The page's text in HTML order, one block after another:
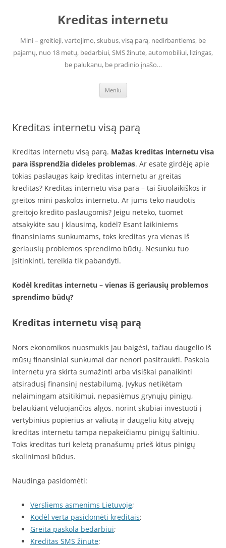
Kreditas internetu
Mini – greitieji, vartojimo, skubus, visą parą, nedirbantiems, be
pajamų, nuo 18 metų, bedarbiui, SMS žinute, automobiliui, lizingas,
be palukanu, be pradinio įnašo…
Meniu
Kreditas internetu visą parą
Kreditas internetu visą parą. Mažas kreditas internetu visa
para išsprendžia dideles problemas. Ar esate girdėję apie
tokias paslaugas kaip kreditas internetu ar greitas
kreditas? Kreditas internetu visa para – tai šiuolaikiškos ir
greitos mini paskolos internetu. Ar jums teko naudotis
greitojo kredito paslaugomis? Jeigu neteko, tuomet
atsakykite sau į klausimą, kodėl? Esant laikiniems
finansiniams sunkumams, toks kreditas yra vienas iš
geriausių problemos sprendimo būdų. Nesunku tuo
įsitinkinti, tereikia tik pabandyti.
Kodėl kreditas internetu – vienas iš geriausių problemos
sprendimo būdų?
Kreditas internetu visą parą
Nors ekonomikos nuosmukis jau baigėsi, tačiau daugelio iš
mūsų finansiniai sunkumai dar nenori pasitraukti. Paskola
internetu yra skirta sumažinti arba visiškai panaikinti
atsiradusį finansinį nestabilumą. Įvykus netikėtam
nelaimingam atsitikimui, nepasiėmus grynųjų pinigų,
belaukiant vėluojančios algos, norint skubiai investuoti į
vertybinius popierius ar valiutą ir daugeliu kitų atvejų
kreditas internetu tampa nepakeičiamu pinigų šaltiniu.
Toks kreditas turi keletą pranašumų prieš kitus pinigų
skolinimosi būdus.
Naudinga pasidomėti:
Versliems asmenims Lietuvoje;
Kodėl verta pasidomėti kreditais;
Greita paskola bedarbiui;
Kreditas SMS žinute;